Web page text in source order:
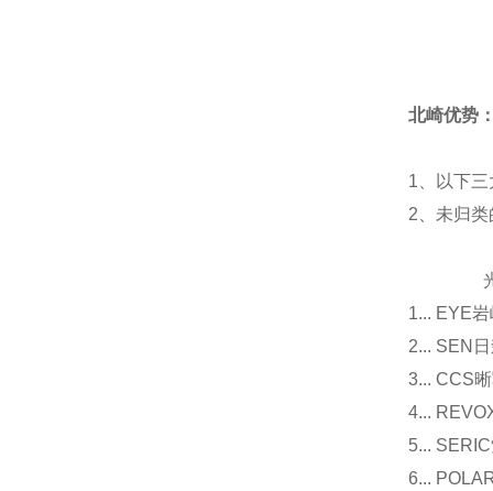
北崎优势
1、以下
2、未归
光源
1... EYE
2... SEN
3... CCS
4...
5...
6...